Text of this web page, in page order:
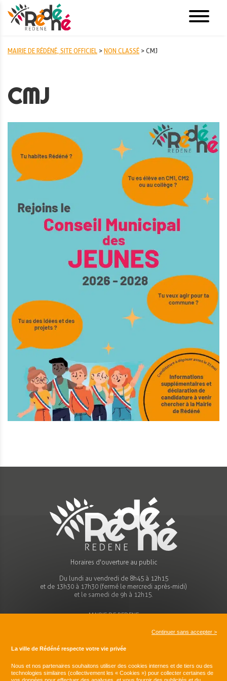
MAIRIE DE RÉDÉNÉ, SITE OFFICIEL > NON CLASSÉ > CMJ
CMJ
Horaires d'ouverture au public
Du lundi au vendredi de 8h45 à 12h15
et de 13h30 à 17h30 (fermé le mercredi après-midi)
et le samedi de 9h à 12h15.
MAIRIE DE REDENE
Tel : 02 98 96 70 44
La ville de Rédéné respecte votre vie privée
Nous et nos partenaires souhaitons utiliser des cookies internes et de tiers ou des
technologies similaires (collectivement les « Cookies ») pour collecter certaines de
Continuer sans accepter >